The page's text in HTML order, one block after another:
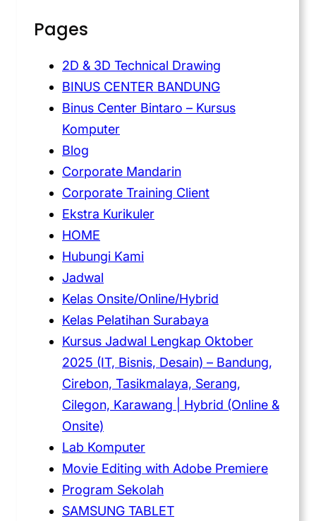
Pages
2D & 3D Technical Drawing
BINUS CENTER BANDUNG
Binus Center Bintaro – Kursus
Komputer
Blog
Corporate Mandarin
Corporate Training Client
Ekstra Kurikuler
HOME
Hubungi Kami
Jadwal
Kelas Onsite/Online/Hybrid
Kelas Pelatihan Surabaya
Kursus Jadwal Lengkap Oktober
2025 (IT, Bisnis, Desain) – Bandung,
Cirebon, Tasikmalaya, Serang,
Cilegon, Karawang | Hybrid (Online &
Onsite)
Lab Komputer
Movie Editing with Adobe Premiere
Program Sekolah
SAMSUNG TABLET